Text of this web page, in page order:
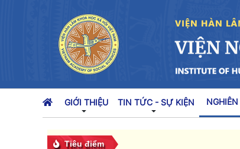
GIỚI THIỆU TIN TỨC - SỰ KIỆN
Tiêu điểm